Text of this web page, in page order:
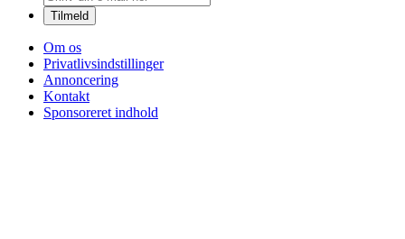
Om os
Privatlivsindstillinger
Annoncering
Kontakt
Sponsoreret indhold